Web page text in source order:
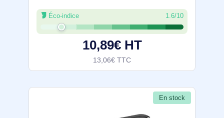
solution pour étendre vos options de
connectivité. Doté de quatre ports USB
3.0, ce hub permet de connecter
Éco-indice 1.6/10
10,89€ HT
13,06€ TTC
En stock